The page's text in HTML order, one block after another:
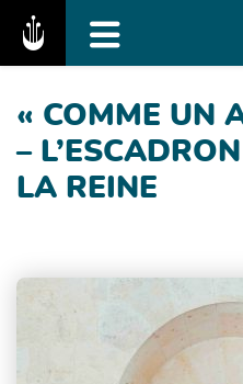
Fédération des
« COMME UN
–
LA REINE